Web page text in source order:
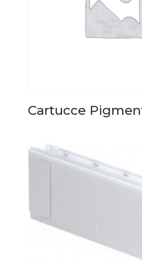
Cartucce